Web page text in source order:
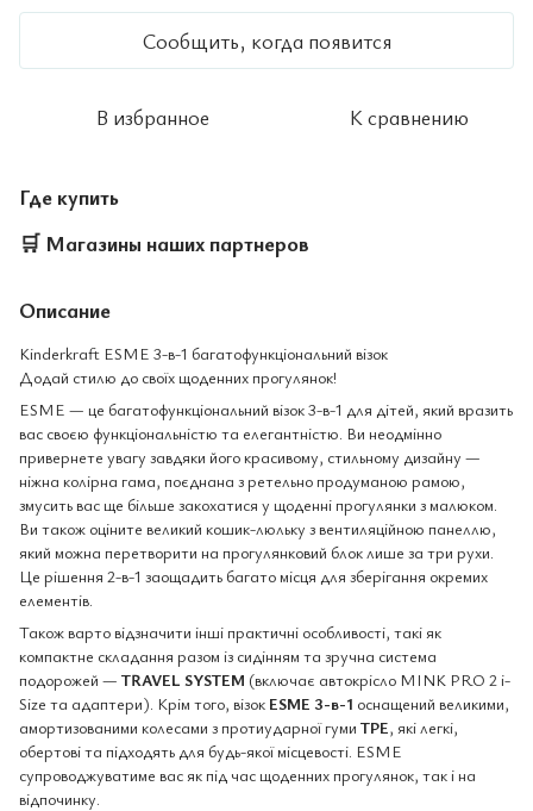
Сообщить, когда появится
В избранное К сравнению
Где купить
🛒 Магазины наших партнеров
Описание
Kinderkraft ESME 3-в-1 багатофункціональний візок
Додай стилю до своїх щоденних прогулянок!
ESME — це багатофункціональний візок 3-в-1 для дітей, який вразить
вас своєю функціональністю та елегантністю. Ви неодмінно
привернете увагу завдяки його красивому, стильному дизайну —
ніжна колірна гама, поєднана з ретельно продуманою рамою,
змусить вас ще більше закохатися у щоденні прогулянки з малюком.
Ви також оціните великий кошик-люльку з вентиляційною панеллю,
який можна перетворити на прогулянковий блок лише за три рухи.
Це рішення 2-в-1 заощадить багато місця для зберігання окремих
елементів.
Також варто відзначити інші практичні особливості, такі як
компактне складання разом із сидінням та зручна система
подорожей — TRAVEL SYSTEM (включає автокрісло MINK PRO 2 i-
Size та адаптери). Крім того, візок ESME 3-в-1 оснащений великими,
амортизованими колесами з протиударної гуми TPE, які легкі,
обертові та підходять для будь-якої місцевості. ESME
супроводжуватиме вас як під час щоденних прогулянок, так і на
відпочинку.